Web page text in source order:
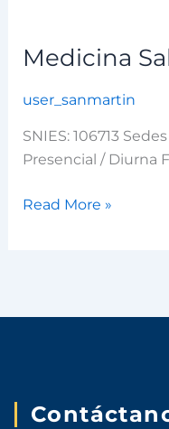
Medicina
user_sanmartin
SNIES: 106713
Presencial / Diurna
Medicina
Read More »